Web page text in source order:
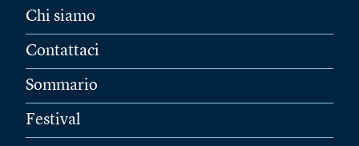
Chi siamo
Contattaci
Sommario
Festival